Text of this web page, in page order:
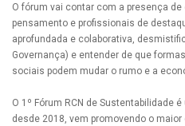
O fórum vai contar com a presença
pensamento e profissionais de
aprofundada e colaborativa,
Governança) e entender de que
sociais podem mudar o rumo e a
O 1º Fórum RCN de Sustentabilidade
desde 2018, vem promovendo o